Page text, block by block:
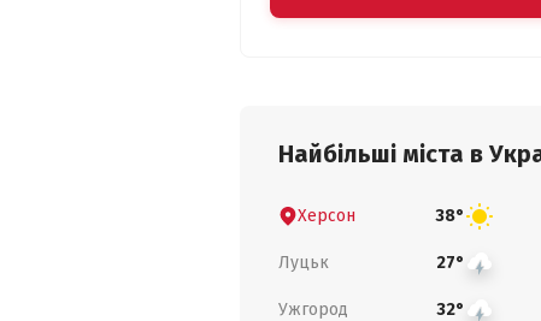
Найбільші міста в
Херсон 38°
Луцьк 27°
Ужгород 32°